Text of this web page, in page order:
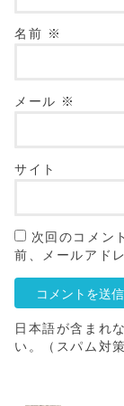
名前 ※
メール ※
サイト
次回のコメン
前、メールアド
日本語が含まれ
い。（スパム対策